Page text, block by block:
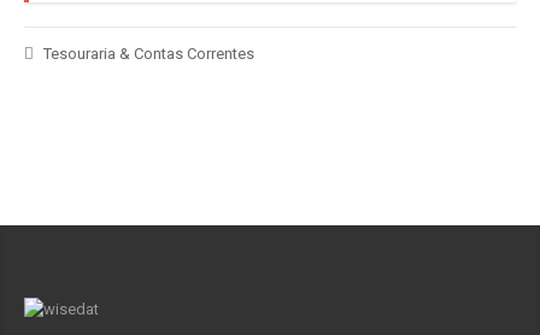
Tesouraria & Contas Correntes